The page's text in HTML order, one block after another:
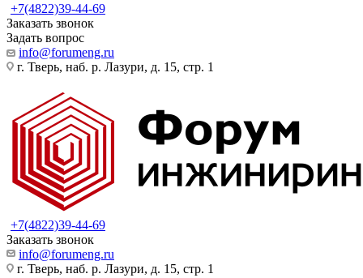
+7(4822)39-44-69
Заказать звонок
Задать вопрос
info@forumeng.ru
г. Тверь, наб. р. Лазури, д. 15, стр. 1
+7(4822)39-44-69
Заказать звонок
info@forumeng.ru
г. Тверь, наб. р. Лазури, д. 15, стр. 1